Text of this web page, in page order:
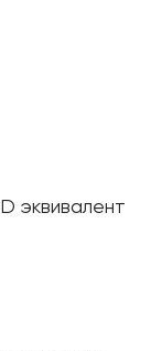
эквивалент